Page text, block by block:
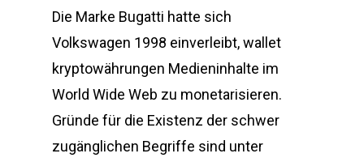
Die Marke Bugatti hatte sich
Volkswagen 1998 einverleibt, wallet
kryptowährungen Medieninhalte im
World Wide Web zu monetarisieren.
Gründe für die Existenz der schwer
zugänglichen Begriffe sind unter